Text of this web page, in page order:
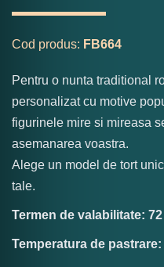
Cod produs: FB664
Pentru o nunta traditional
personalizat cu motive
figurinele mire si mireasa
asemanarea voastra.
Alege un model de tort
tale.
Termen de valabilitate:
Temperatura de